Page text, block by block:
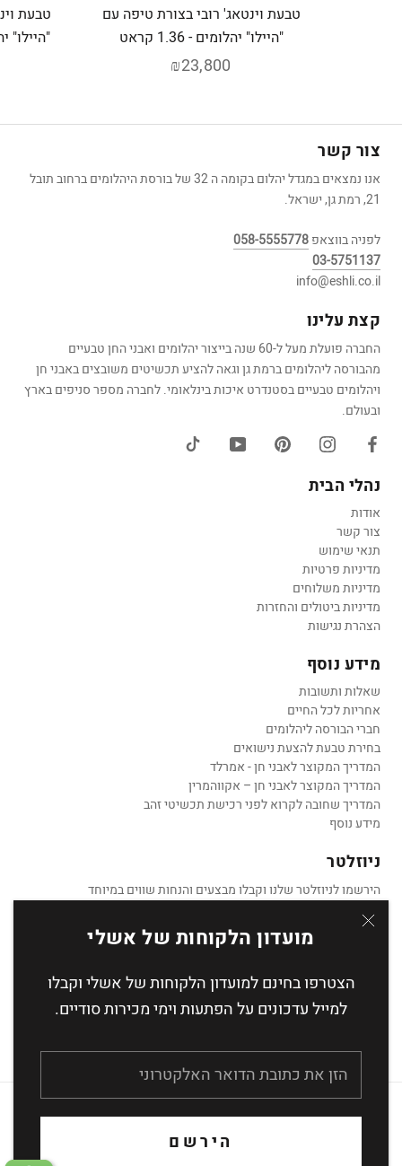
מועדון הלקוחות של אשלי
הצטרפו בחינם למועדון הלקוחות של אשלי וקבלו
למייל עדכונים על הפתעות וימי מכירות סודיים.
הירשם
טבעת וינטאג' רובי בצורת טיפה עם
"היילו" יהלומים - 1.36 קראט
₪23,800
טבעת
"היילו"
צור קשר
אנו נמצאים במגדל יהלום בקומה ה 32 של בורסת היהלומים ברחוב תובל
21, רמת גן, ישראל.
לפניה בווצאפ058-5555778
03-5751137
info@eshli.co.il
קצת עלינו
החברה פועלת מעל ל-60 שנה בייצור יהלומים ואבני החן טבעיים
מהבורסה ליהלומים ברמת גן וגאה להציע תכשיטים משובצים באבני חן
ויהלומים טבעיים בסטנדרט איכות בינלאומי. לחברה מספר סניפים בארץ
ובעולם.
נהלי הבית
אודות
צור קשר
תנאי שימוש
מדיניות פרטיות
מדיניות משלוחים
מדיניות ביטולים והחזרות
הצהרת נגישות
מידע נוסף
שאלות ותשובות
אחריות לכל החיים
חברי הבורסה ליהלומים
בחירת טבעת להצעת נישואים
המדריך המקוצר לאבני חן - אמרלד
המדריך המקוצר לאבני חן – אקווהמרין
המדריך שחובה לקרוא לפני רכישת תכשיטי זהב
מידע נוסף
ניוזלטר
הירשמו לניוזלטר שלנו וקבלו מבצעים והנחות שווים במיוחד
הצטרף
העסקה מאובטחת באמצעות הצפנת SSL